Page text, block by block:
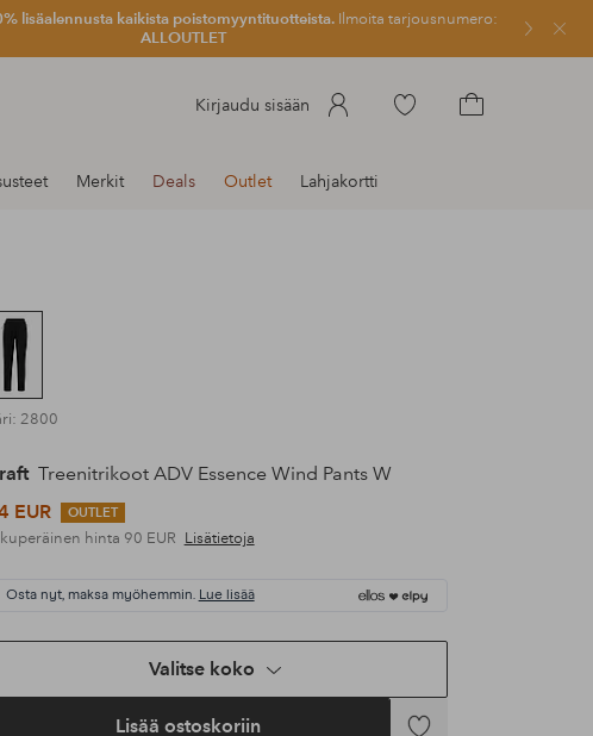
lisäalennusta kaikista poistomyyntituotteista.Ilmoita tarjousnumero:
ALLOUTLET
Sulje
Kirjaudu sisään
Siirry
Merkit Deals Outlet Lahjakortti
2800
Treenitrikoot ADV Essence Wind Pants W
EUR
OUTLET
hinta 90 EUR Lisätietoja
Osta nyt, maksa myöhemmin. Lue lisää
Valitse koko
Lisää ostoskoriin